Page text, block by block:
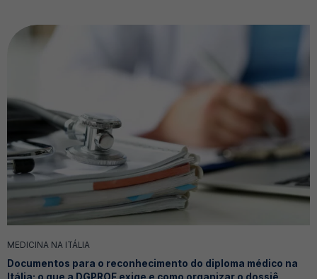
MEDICINA NA ITÁLIA
Documentos para o reconhecimento do diploma médico na
Itália: o que a DGPROF exige e como organizar o dossiê